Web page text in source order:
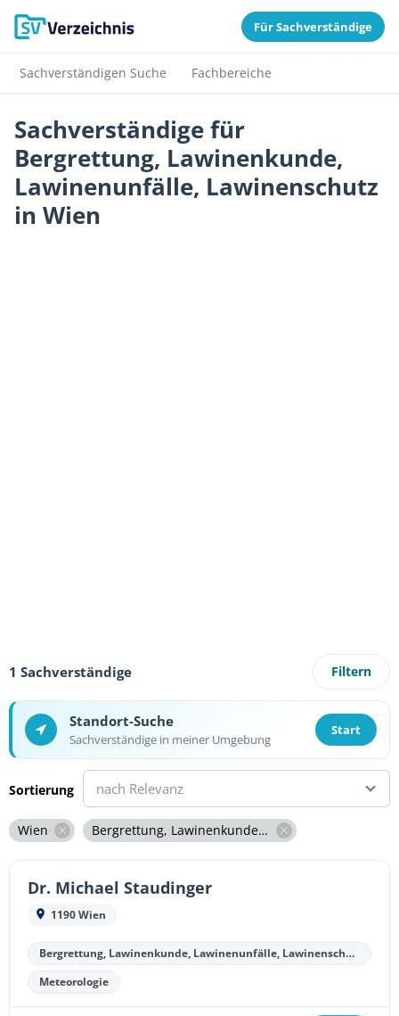
Für Sachverständige
Sachverständigen Suche Fachbereiche
Sachverständige für
Bergrettung, Lawinenkunde,
Lawinenunfälle, Lawinenschutz
in Wien
1 Sachverständige Filtern
Standort-Suche
Sachverständige in meiner Umgebung
Start
Sortierung nach Relevanz
Wien Bergrettung, Lawinenkunde, Lawinenunfälle, Lawinenschutz
Dr. Michael Staudinger
1190 Wien
Bergrettung, Lawinenkunde, Lawinenunfälle, Lawinenschutz
Meteorologie